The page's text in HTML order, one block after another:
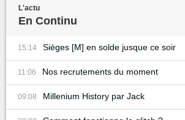
L'actu
En Continu
15:14 Sièges [M] en solde jusque ce soir
11:06 Nos recrutements du moment
09:08 Millenium History par Jack